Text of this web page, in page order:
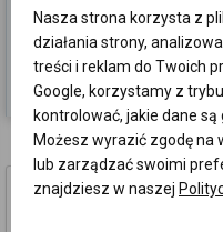
Ogłoszenia »Usługi »
Transport
Nasza strona korzysta z
działania strony,
treści i reklam do Twoich
Google, korzystamy z
kontrolować, jakie dane
Możesz wyrazić zgodę na
lub zarządzać swoimi
znajdziesz w naszej